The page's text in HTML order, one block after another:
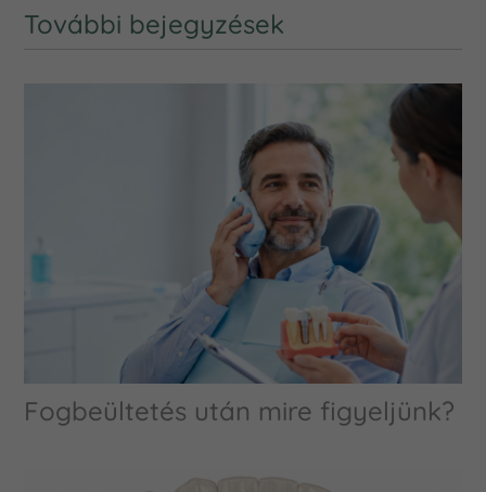
További bejegyzések
Fogbeültetés után mire figyeljünk?